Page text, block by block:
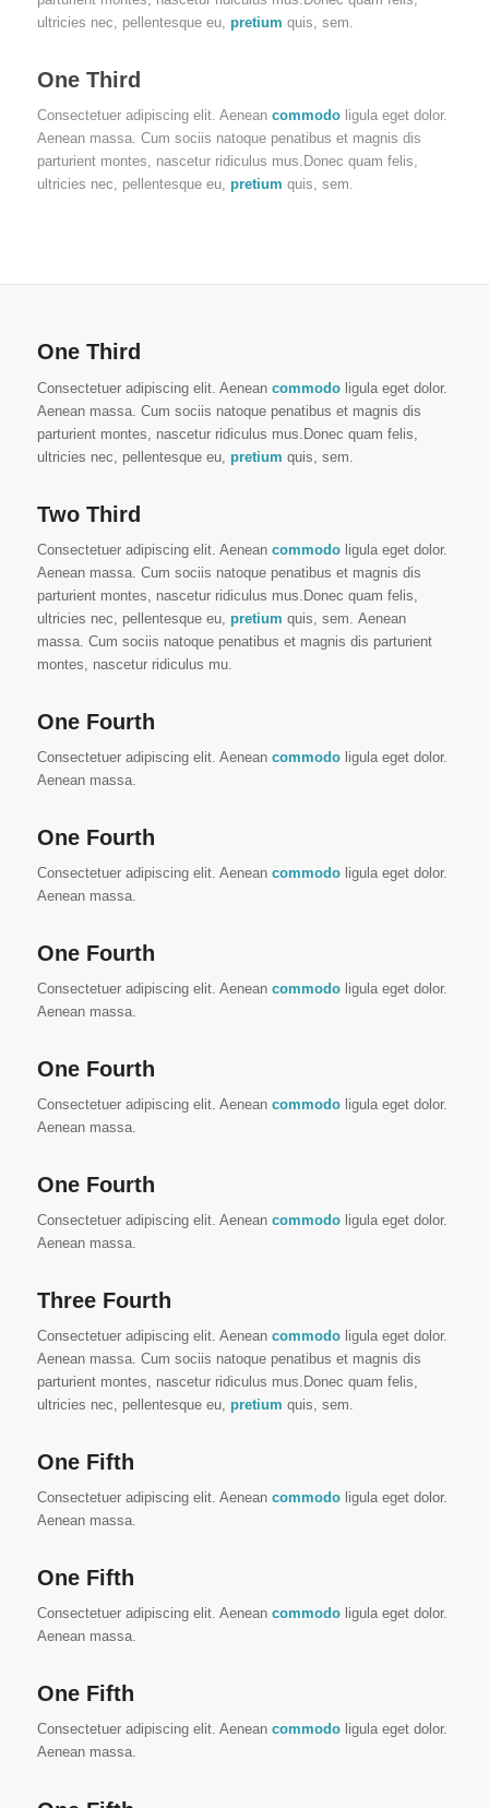
ultricies nec, pellentesque eu, pretium quis, sem.
One Third
Consectetuer adipiscing elit. Aenean commodoligula eget dolor.
Aenean massa. Cum sociis natoque penatibus et magnis dis
parturient montes, nascetur ridiculus mus.Donec quam felis,
ultricies nec, pellentesque eu, pretium quis, sem.
One Third
Consectetuer adipiscing elit. Aenean commodoligula eget dolor.
Aenean massa. Cum sociis natoque penatibus et magnis dis
parturient montes, nascetur ridiculus mus.Donec quam felis,
ultricies nec, pellentesque eu, pretium quis, sem.
Two Third
Consectetuer adipiscing elit. Aenean commodoligula eget dolor.
Aenean massa. Cum sociis natoque penatibus et magnis dis
parturient montes, nascetur ridiculus mus.Donec quam felis,
ultricies nec, pellentesque eu, pretium quis, sem. Aenean
massa. Cum sociis natoque penatibus et magnis dis parturient
montes, nascetur ridiculus mu.
One Fourth
Consectetuer adipiscing elit. Aenean commodoligula eget dolor.
Aenean massa.
One Fourth
Consectetuer adipiscing elit. Aenean commodoligula eget dolor.
Aenean massa.
One Fourth
Consectetuer adipiscing elit. Aenean commodoligula eget dolor.
Aenean massa.
One Fourth
Consectetuer adipiscing elit. Aenean commodoligula eget dolor.
Aenean massa.
One Fourth
Consectetuer adipiscing elit. Aenean commodoligula eget dolor.
Aenean massa.
Three Fourth
Consectetuer adipiscing elit. Aenean commodoligula eget dolor.
Aenean massa. Cum sociis natoque penatibus et magnis dis
parturient montes, nascetur ridiculus mus.Donec quam felis,
ultricies nec, pellentesque eu, pretium quis, sem.
One Fifth
Consectetuer adipiscing elit. Aenean commodoligula eget dolor.
Aenean massa.
One Fifth
Consectetuer adipiscing elit. Aenean commodoligula eget dolor.
Aenean massa.
One Fifth
Consectetuer adipiscing elit. Aenean commodoligula eget dolor.
Aenean massa.